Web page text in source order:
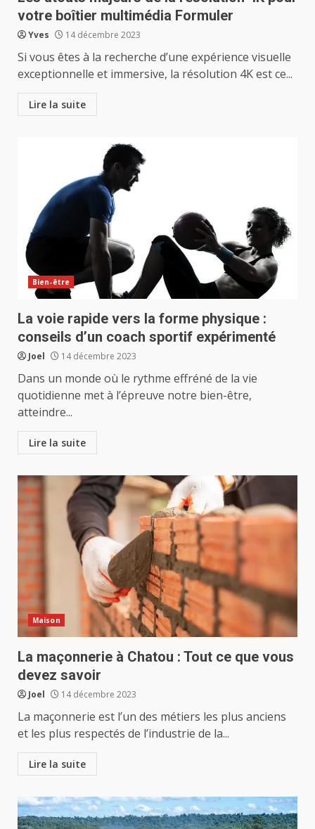
votre boîtier multimédia Formuler
Yves 14 décembre 2023
Si vous êtes à la recherche d’une expérience visuelle
exceptionnelle et immersive, la résolution 4K est ce...
Lire la suite
Bien-être
La voie rapide vers la forme physique :
conseils d’un coach sportif expérimenté
Joel 14 décembre 2023
Dans un monde où le rythme effréné de la vie
quotidienne met à l’épreuve notre bien-être,
atteindre...
Lire la suite
Maison
La maçonnerie à Chatou : Tout ce que vous
devez savoir
Joel 14 décembre 2023
La maçonnerie est l’un des métiers les plus anciens
et les plus respectés de l’industrie de la...
Lire la suite